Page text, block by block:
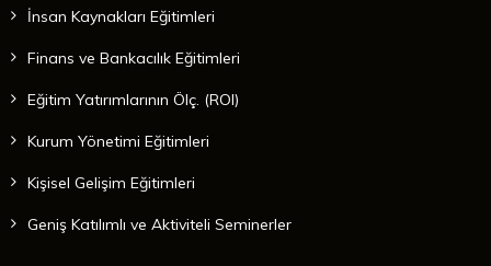
İnsan Kaynakları Eğitimleri
Finans ve Bankacılık Eğitimleri
Eğitim Yatırımlarının Ölç. (ROI)
Kurum Yönetimi Eğitimleri
Kişisel Gelişim Eğitimleri
Geniş Katılımlı ve Aktiviteli Seminerler